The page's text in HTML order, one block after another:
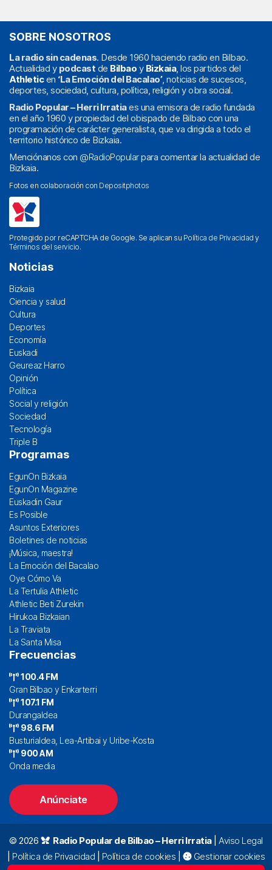
SOBRE NOSOTROS
La radio sin cadenas. Desde 1960 haciendo radio en Bilbao.
Actualidad y podcast de Bilbao y Bizkaia, los partidos del
Athleticen ‘La Emoción del Bacalao’, noticias de sucesos,
deportes, sociedad, cultura, política, religión y obra social.
Radio Popular – Herri Irratiaes una emisora de radio fundada
en el año 1960 y propiedad del obispado de Bilbao con una
programación de carácter generalista, que va dirigida a todo el
territorio histórico de Bizkaia.
Menciónanos con @RadioPopularpara comentar la actualidad de
Bizkaia.
Fotos en colaboración con Depositphotos
Protegido por reCAPTCHA de Google. Se aplican su Política de Privacidad y
Términos del servicio.
Noticias
Bizkaia
Ciencia y salud
Cultura
Deportes
Economía
Euskadi
Geureaz Harro
Opinión
Política
Social y religión
Sociedad
Tecnología
Triple B
Programas
EgunOn Bizkaia
EgunOn Magazine
Euskadin Gaur
Es Posible
Asuntos Exteriores
Boletines de noticias
¡Música, maestra!
La Emoción del Bacalao
Oye Cómo Va
La Tertulia Athletic
Athletic Beti Zurekin
Hirukoa Bizkaian
La Traviata
La Santa Misa
Frecuencias
100.4 FM
Gran Bilbao y Enkarterri
107.1 FM
Durangaldea
98.6 FM
Busturialdea, Lea-Artibai y Uribe-Kosta
900 AM
Onda media
Anúnciate
© 2026 Radio Popular de Bilbao – Herri Irratia| Aviso Legal
Política de Privacidad Política de cookies
Gestionar cookies